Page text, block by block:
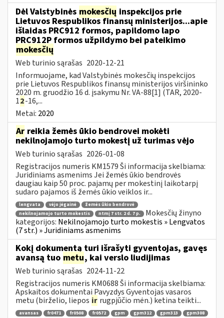
Dėl Valstybinės mokesčių inspekcijos prie
Lietuvos Respublikos finansų ministerijos...apie
išlaidas PRC912 formos, papildomo lapo
PRC912P formos užpildymo bei pateikimo
mokesčių
Web turinio sąrašas 2020-12-21
Informuojame, kad Valstybinės mokesčių inspekcijos
prie Lietuvos Respublikos finansų ministerijos viršininko
2020 m. gruodžio 16 d. įsakymu Nr. VA-88[1] (TAR, 2020-
12-16,...
Metai: 2020
Ar reikia žemės ūkio bendrovei mokėti
nekilnojamojo turto mokestį už turimas vėjo
Web turinio sąrašas 2026-01-08
Registracijos numeris KM1579 Ši informacija skelbiama:
Juridiniams asmenims Jei žemės ūkio bendrovės
daugiau kaip 50 proc. pajamų per mokestinį laikotarpį
sudaro pajamos iš žemės ūkio veiklos ir...
lengvata vėjo jėgainė
žemės ūkio bendrovė
nekilnojamojo turto mokestis
ntmį 7 str. 2 d. 7 p.
Mokesčių žinyno
kategorijos: Nekilnojamojo turto mokestis » Lengvatos
(7 str.) » Juridiniams asmenims
Kokį dokumentą turi išrašyti gyventojas, gavęs
avansą tuo metu, kai verslo liudijimas
Web turinio sąrašas 2024-11-22
Registracijos numeris KM0688 Ši informacija skelbiama:
Apskaitos dokumentai Pavyzdys Gyventojas vasaros
metu (birželio, liepos ir rugpjūčio mėn.) ketina teikti...
avansas fr0471 fr0508 fr0572 gpm gpm312 gpm313
gpm308